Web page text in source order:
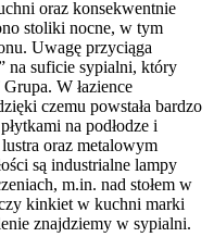
oraz konsekwentnie
stoliki nocne, w tym
Uwagę przyciąga
na suficie sypialni, który
W łazience
czemu powstała bardzo
na podłodze i
oraz metalowym
są industrialne lampy
m.in. nad stołem w
kinkiet w kuchni marki
znajdziemy w sypialni.